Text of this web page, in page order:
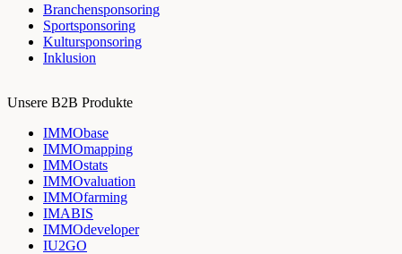
Branchensponsoring
Sportsponsoring
Kultursponsoring
Inklusion
Unsere B2B Produkte
IMMObase
IMMOmapping
IMMOstats
IMMOvaluation
IMMOfarming
IMABIS
IMMOdeveloper
IU2GO